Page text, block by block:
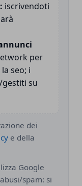
iscrivendoti
per
seo; i
su
dei
e della
Google
spam: si